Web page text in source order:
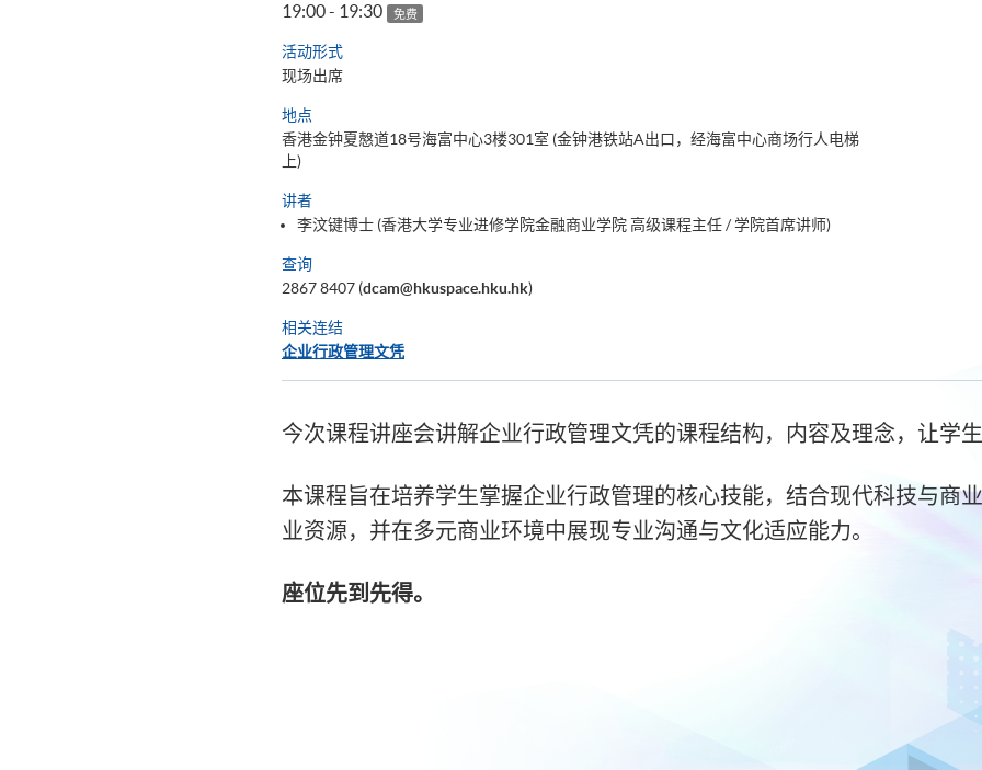
19:00 - 19:30 免费
活动形式
现场出席
地点
香港金钟夏慤道18号海富中心3楼301室 (金钟港铁站A出口，经海富中心商场行人电梯
上)
讲者
李汶键博士 (香港大学专业进修学院金融商业学院 高级课程主任 / 学院首席讲师)
查询
2867 8407 (dcam@hkuspace.hku.hk)
相关连结
企业行政管理文凭
今次课程讲座会讲解企业行政管理文凭的课程结构，内容及理念，让学
本课程旨在培养学生掌握企业行政管理的核心技能，结合现代科技与商
业资源，并在多元商业环境中展现专业沟通与文化适应能力。
座位先到先得。